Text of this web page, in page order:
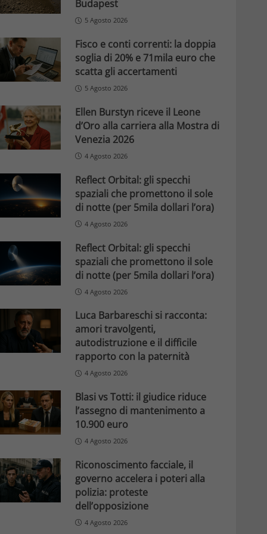
Budapest
5 Agosto 2026
Fisco e conti correnti: la doppia
soglia di 20% e 71mila euro che
scatta gli accertamenti
5 Agosto 2026
Ellen Burstyn riceve il Leone
d’Oro alla carriera alla Mostra di
Venezia 2026
4 Agosto 2026
Reflect Orbital: gli specchi
spaziali che promettono il sole
di notte (per 5mila dollari l’ora)
4 Agosto 2026
Reflect Orbital: gli specchi
spaziali che promettono il sole
di notte (per 5mila dollari l’ora)
4 Agosto 2026
Luca Barbareschi si racconta:
amori travolgenti,
autodistruzione e il difficile
rapporto con la paternità
4 Agosto 2026
Blasi vs Totti: il giudice riduce
l’assegno di mantenimento a
10.900 euro
4 Agosto 2026
Riconoscimento facciale, il
governo accelera i poteri alla
polizia: proteste
dell’opposizione
4 Agosto 2026